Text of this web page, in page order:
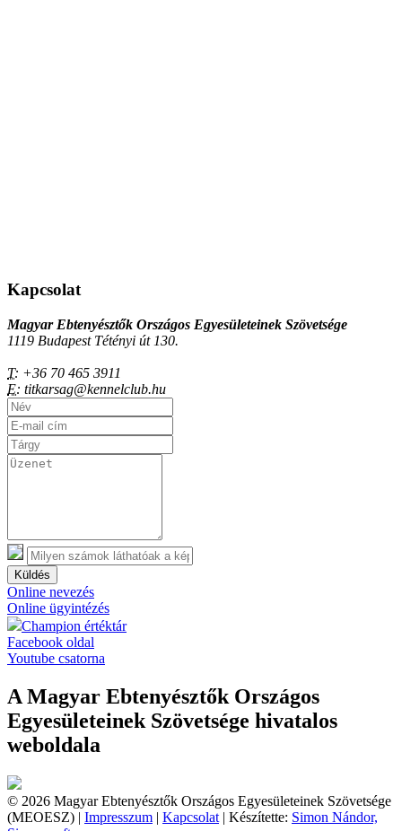
Kapcsolat
Magyar Ebtenyésztők Országos Egyesületeinek Szövetsége
1119 Budapest Tétényi út 130.
T: +36 70 465 3911
E: titkarsag@kennelclub.hu
Küldés
Online nevezés
Online ügyintézés
Champion értéktár
Facebook oldal
Youtube csatorna
A Magyar Ebtenyésztők Országos
Egyesületeinek Szövetsége hivatalos
weboldala
© 2026 Magyar Ebtenyésztők Országos Egyesületeinek Szövetsége
(MEOESZ) | Impresszum | Kapcsolat | Készítette: Simon Nándor,